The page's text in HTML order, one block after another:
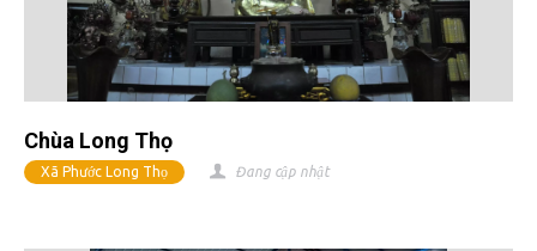
Chùa Long Thọ
Xã Phước Long Thọ Đang cập nhật